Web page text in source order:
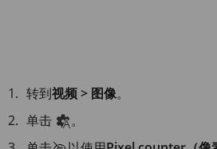
转到视频 > 图像。
单击
。